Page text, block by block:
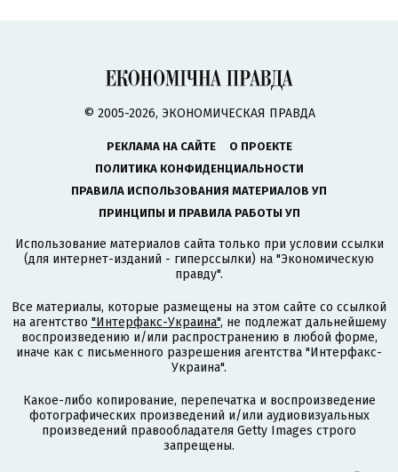
© 2005-2026, ЭКОНОМИЧЕСКАЯ ПРАВДА
РЕКЛАМА НА САЙТЕ
О ПРОЕКТЕ
ПОЛИТИКА КОНФИДЕНЦИАЛЬНОСТИ
ПРАВИЛА ИСПОЛЬЗОВАНИЯ МАТЕРИАЛОВ УП
ПРИНЦИПЫ И ПРАВИЛА РАБОТЫ УП
Использование материалов сайта только при условии ссылки
(для интернет-изданий - гиперссылки) на "Экономическую
правду".
Все материалы, которые размещены на этом сайте со ссылкой
на агентство "Интерфакс-Украина", не подлежат дальнейшему
воспроизведению и/или распространению в любой форме,
иначе как с письменного разрешения агентства "Интерфакс-
Украина".
Какое-либо копирование, перепечатка и воспроизведение
фотографических произведений и/или аудиовизуальных
произведений правообладателя Getty Images строго
запрещены.